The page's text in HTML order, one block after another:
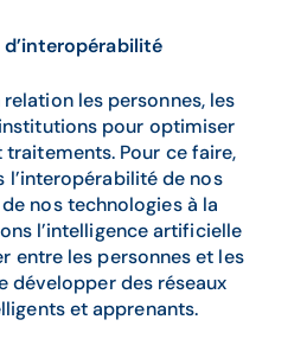
d’interopérabilité
les personnes, les
pour optimiser
Pour ce faire,
l’interopérabilité de nos
nos technologies à la
l’intelligence artificielle
entre les personnes et les
développer des réseaux
et apprenants.